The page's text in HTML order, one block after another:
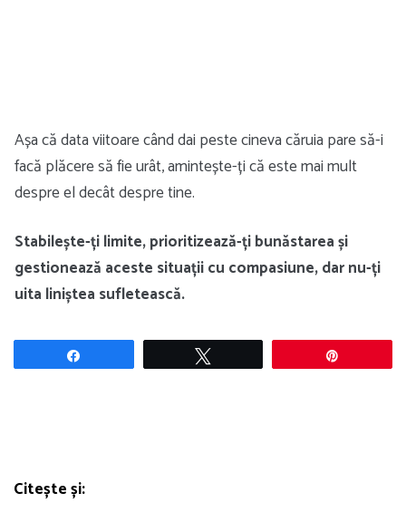
Așa că data viitoare când dai peste cineva căruia pare să-i
facă plăcere să fie urât, amintește-ți că este mai mult
despre el decât despre tine.
Stabilește-ți limite, prioritizează-ți bunăstarea și
gestionează aceste situații cu compasiune, dar nu-ți
uita liniștea sufletească.
Citește și: